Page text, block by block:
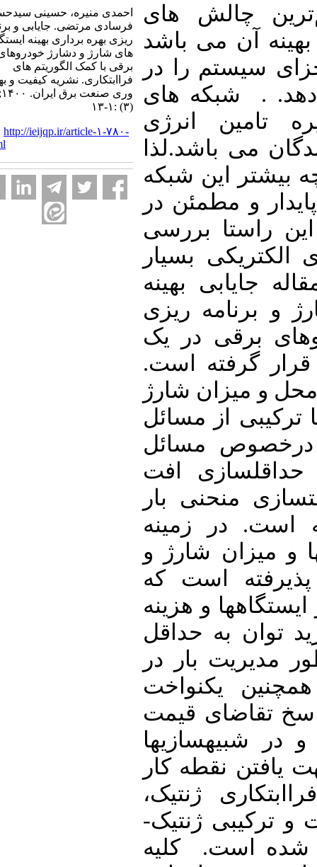
چالش های
آن می باشد
سیستم را در
. شبکه های
انرژی
می باشد.لذا
این شبکه
و مطمئن در
بررسی
بسیار
جایابی بهینه
برنامه ریزی
برقی در یک
گرفته است.
و میزان شارژ
از مسائل
مسائل
افت
منحنی بار
در زمینه
میزان شارژ و
است که
و هزینه
به حداقل
بار در
یکنواخت
تقاضای قیمت
شبیه­سازی­ها
نقطه کار
ژنتیک،
ژنتیک-
است. کلیه
احمدی منیره، حسینی سیدحسین،
فرسادی مرتضی. جایابی و برنامه
ریزی بهره برداری بهینه ایستگاه
های شارژ و دشارژ خودروهای
برقی با کمک الگوریتم های
فراابتکاری. نشریه کیفیت و بهره
وری صنعت برق ایران. ۱۴۰۰; ۱۰
URL:http://ieijqp.ir/article-۱-۷۸۰-
fa.html